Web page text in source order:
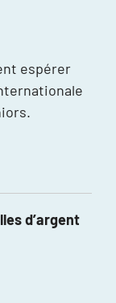
espérer
d’argent